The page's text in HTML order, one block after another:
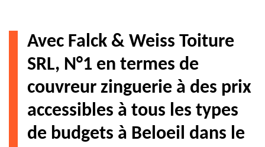
Avec Falck & Weiss Toiture
SRL, N°1 en termes de
couvreur zinguerie à des prix
accessibles à tous les types
de budgets à Beloeil dans le